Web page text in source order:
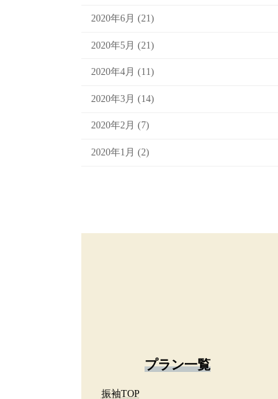
2020年6月 (21)
2020年5月 (21)
2020年4月 (11)
2020年3月 (14)
2020年2月 (7)
2020年1月 (2)
プラン一覧
振袖TOP